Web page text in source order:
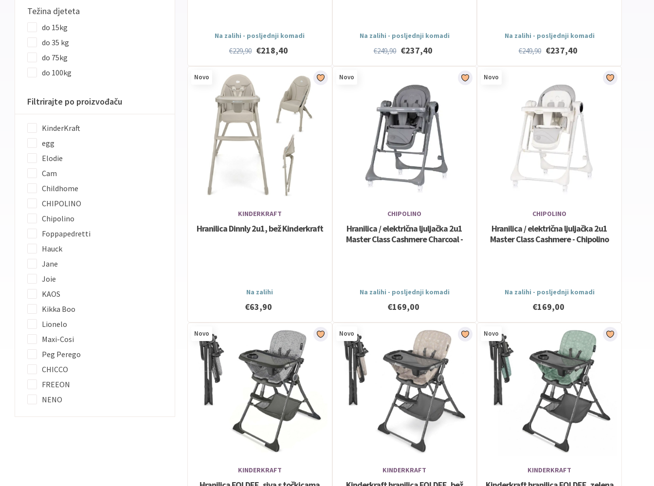
Težina djeteta
do 15kg
do 35 kg
do 75kg
do 100kg
Filtrirajte po proizvođaču
KinderKraft
egg
Elodie
Cam
Childhome
CHIPOLINO
Chipolino
Foppapedretti
Hauck
Jane
Joie
KAOS
Kikka Boo
Lionelo
Maxi-Cosi
Peg Perego
CHICCO
FREEON
NENO
Na zalihi - posljednji komadi
€229,90 €218,40
Na zalihi - posljednji komadi
€249,90 €237,40
Na zalihi - posljednji komadi
€249,90 €237,40
Novo
KINDERKRAFT
Hranilica Dinnly 2u1, bež Kinderkraft
Na zalihi
€63,90
Novo
CHIPOLINO
Hranilica / električna ljuljačka 2u1
Master Class Cashmere Charcoal -
Na zalihi - posljednji komadi
€169,00
Novo
CHIPOLINO
Hranilica / električna ljuljačka 2u1
Master Class Cashmere - Chipolino
Na zalihi - posljednji komadi
€169,00
Novo
KINDERKRAFT
Novo
KINDERKRAFT
Novo
KINDERKRAFT